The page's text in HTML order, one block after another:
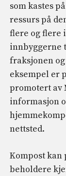
som kastes
ressurs på
flere og flere
innbyggerne
fraksjonen
eksempel er
promotert av
informasjon
nettsted.
Kompost kan
beholdere